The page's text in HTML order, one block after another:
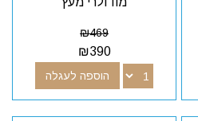
₪469
₪390
הוספה לעגלה